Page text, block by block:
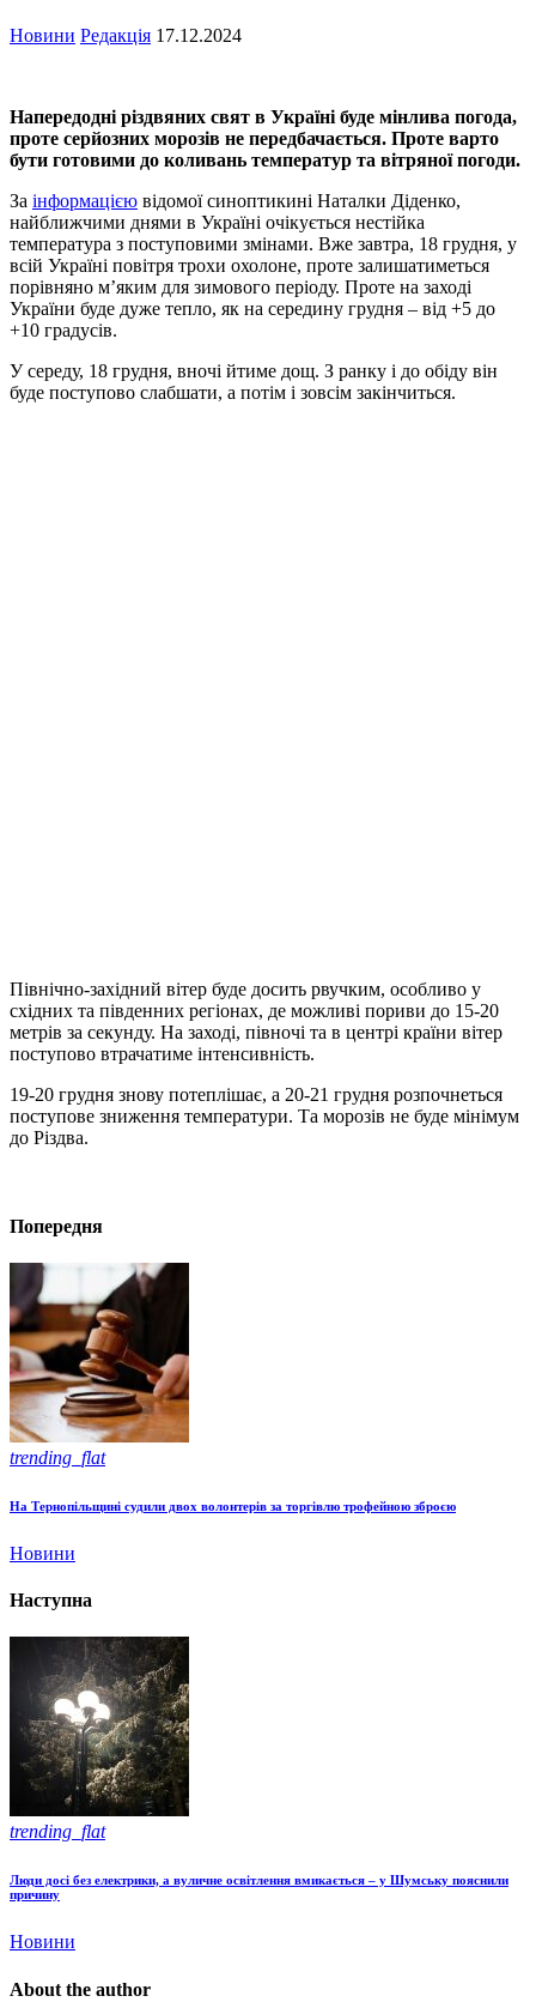
Новини Редакція 17.12.2024
Напередодні різдвяних свят в Україні буде мінлива погода,
проте серйозних морозів не передбачається. Проте варто
бути готовими до коливань температур та вітряної погоди.
За інформацією відомої синоптикині Наталки Діденко,
найближчими днями в Україні очікується нестійка
температура з поступовими змінами. Вже завтра, 18 грудня, у
всій Україні повітря трохи охолоне, проте залишатиметься
порівняно м’яким для зимового періоду. Проте на заході
України буде дуже тепло, як на середину грудня – від +5 до
+10 градусів.
У середу, 18 грудня, вночі йтиме дощ. З ранку і до обіду він
буде поступово слабшати, а потім і зовсім закінчиться.
Північно-західний вітер буде досить рвучким, особливо у
східних та південних регіонах, де можливі пориви до 15-20
метрів за секунду. На заході, півночі та в центрі країни вітер
поступово втрачатиме інтенсивність.
19-20 грудня знову потеплішає, а 20-21 грудня розпочнеться
поступове зниження температури. Та морозів не буде мінімум
до Різдва.
Попередня
trending_flat
На Тернопільщині судили двох волонтерів за торгівлю трофейною зброєю
Новини
Наступна
trending_flat
Люди досі без електрики, а вуличне освітлення вмикається – у Шумську пояснили
причину
Новини
About the author